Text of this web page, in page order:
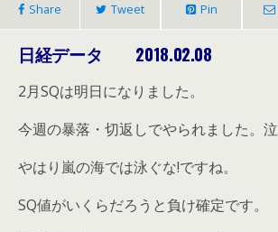
Share Tweet Pin
日経データ 2018.02.08
2月SQは明日になりました。
今週の暴落・切返しでやられました。泣
やはり嵐の海では泳ぐな!ですね。
SQ値がいくらだろうと負け確定です。